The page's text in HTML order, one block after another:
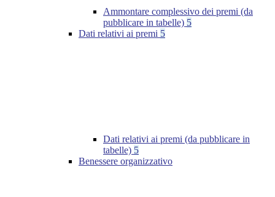
Ammontare complessivo dei premi (da
pubblicare in tabelle) 5
Dati relativi ai premi 5
Dati relativi ai premi (da pubblicare in
tabelle) 5
Benessere organizzativo